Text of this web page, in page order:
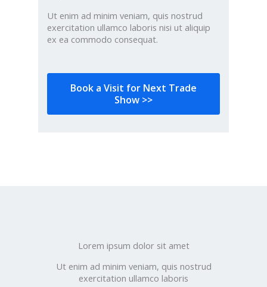
Ut enim ad minim veniam, quis nostrud
exercitation ullamco laboris nisi ut aliquip
ex ea commodo consequat.
Book a Visit for Next Trade
Show >>
Lorem ipsum dolor sit amet
Ut enim ad minim veniam, quis nostrud
exercitation ullamco laboris